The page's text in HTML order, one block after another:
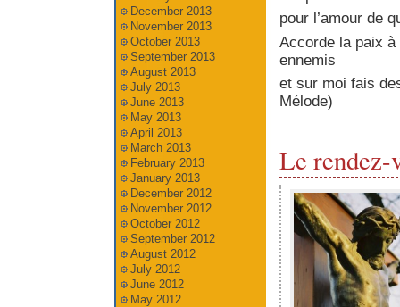
pour l’amour de
Accorde la paix
ennemis
et sur moi fais
Mélode)
Le rendez-
December 2013
November 2013
October 2013
September 2013
August 2013
July 2013
June 2013
May 2013
April 2013
March 2013
February 2013
January 2013
December 2012
November 2012
October 2012
September 2012
August 2012
July 2012
June 2012
May 2012